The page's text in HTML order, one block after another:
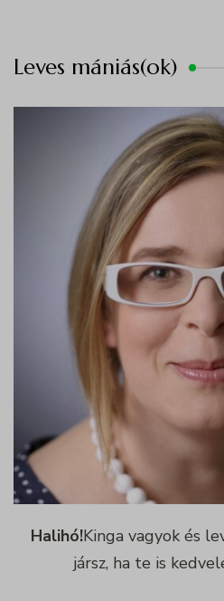
Leves mániás(ok)
Halihó!Kinga vagyok és
jársz, ha te is